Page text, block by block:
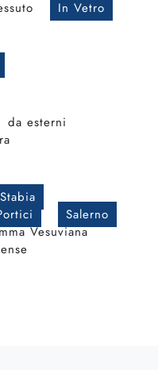
In Vetro
da esterni
Salerno
Vesuviana